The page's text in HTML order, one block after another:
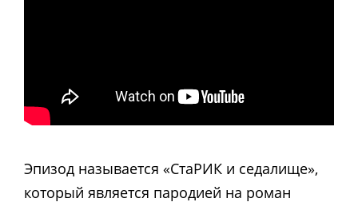
Эпизод называется «СтаРИК и седалище»,
который является пародией на роман